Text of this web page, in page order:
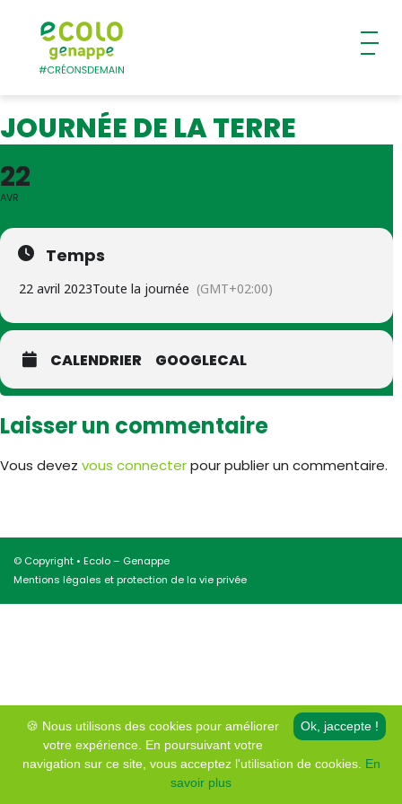
Ecolo – Genappe
JOURNÉE DE LA TERRE
22
AVR
Temps
22 avril 2023Toute la journée (GMT+02:00)
CALENDRIER GOOGLECAL
Laisser un commentaire
Vous devez vous connecterpour publier un commentaire.
© Copyright • Ecolo – Genappe
Mentions légales et protection de la vie privée
Ok, jaccepte !
🍪 Nous utilisons des cookies pour améliorer
votre expérience. En poursuivant votre
navigation sur ce site, vous acceptez l'utilisation de cookies. En
savoir plus